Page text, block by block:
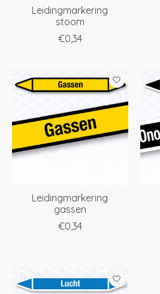
Leidingmarkering
stoom
€0,34
Leidingmarkering
gassen
€0,34